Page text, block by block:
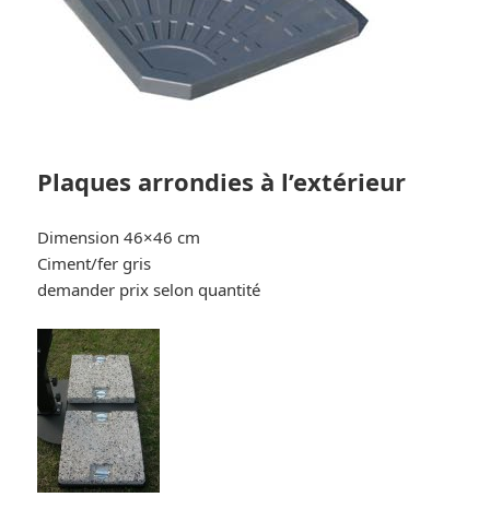
Plaques arrondies à l’extérieur
Dimension 46×46 cm
Ciment/fer gris
demander prix selon quantité